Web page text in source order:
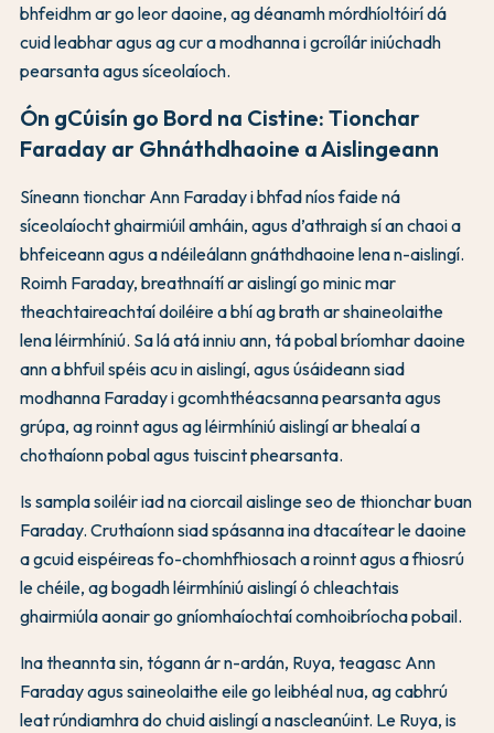
bhfeidhm ar go leor daoine, ag déanamh mórdhíoltóirí dá
cuid leabhar agus ag cur a modhanna i gcroílár iniúchadh
pearsanta agus síceolaíoch.
Ón gCúisín go Bord na Cistine: Tionchar
Faraday ar Ghnáthdhaoine a Aislingeann
Síneann tionchar Ann Faraday i bhfad níos faide ná
síceolaíocht ghairmiúil amháin, agus d’athraigh sí an chaoi a
bhfeiceann agus a ndéileálann gnáthdhaoine lena n-aislingí.
Roimh Faraday, breathnaítí ar aislingí go minic mar
theachtaireachtaí doiléire a bhí ag brath ar shaineolaithe
lena léirmhíniú. Sa lá atá inniu ann, tá pobal bríomhar daoine
ann a bhfuil spéis acu in aislingí, agus úsáideann siad
modhanna Faraday i gcomhthéacsanna pearsanta agus
grúpa, ag roinnt agus ag léirmhíniú aislingí ar bhealaí a
chothaíonn pobal agus tuiscint phearsanta.
Is sampla soiléir iad na ciorcail aislinge seo de thionchar buan
Faraday. Cruthaíonn siad spásanna ina dtacaítear le daoine
a gcuid eispéireas fo-chomhfhiosach a roinnt agus a fhiosrú
le chéile, ag bogadh léirmhíniú aislingí ó chleachtais
ghairmiúla aonair go gníomhaíochtaí comhoibríocha pobail.
Ina theannta sin, tógann ár n-ardán, Ruya, teagasc Ann
Faraday agus saineolaithe eile go leibhéal nua, ag cabhrú
leat rúndiamhra do chuid aislingí a nascleanúint. Le Ruya, is